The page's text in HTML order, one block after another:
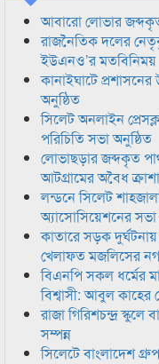
আবারো লোভার জব্দকৃত
রাজনৈতিক দলের
ইউএনও’র মতবিনিময়
কানাইঘাটে
অনুষ্ঠিত
সিলেট অনলাইন
পরিচিতি সভা অনুষ্ঠিত
লোভাছড়ার জব্দকৃত
আটগ্রামের অবৈধ
লন্ডনে সিলেট
অ্যাসোসিয়েশনের সভা
কাতারে সড়ক দুর্ঘটনায়
খেলাফত মজলিসের
বিএনপি সকল ধর্মের
বিশ্বাসী: আবুল কাহের
রাজা গিরিশচন্দ্র স্কুলে
সম্পন্ন
সিলেটে বাংলাদেশ